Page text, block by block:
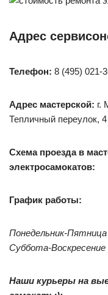
Адрес
Телефон: 8 (495) 021-
Адрес мастерской: г.
Тепличный переулок, 4
Схема проезда в
электросамокатов:
График работы:
Понедельник-
Суббота-Воскресение
Наши курьеры на